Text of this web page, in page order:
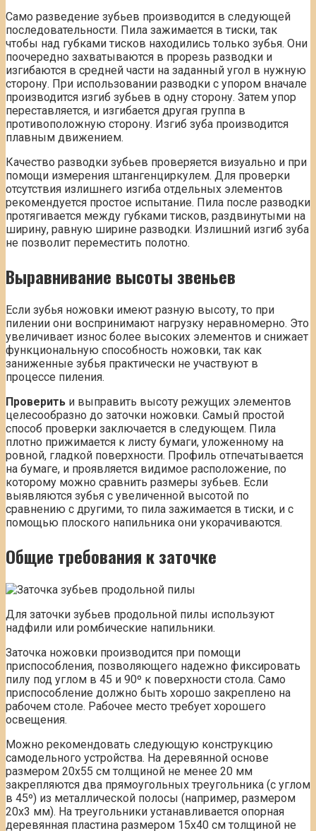
Само разведение зубьев производится в следующей
последовательности. Пила зажимается в тиски, так
чтобы над губками тисков находились только зубья. Они
поочередно захватываются в прорезь разводки и
изгибаются в средней части на заданный угол в нужную
сторону. При использовании разводки с упором вначале
производится изгиб зубьев в одну сторону. Затем упор
переставляется, и изгибается другая группа в
противоположную сторону. Изгиб зуба производится
плавным движением.
Качество разводки зубьев проверяется визуально и при
помощи измерения штангенциркулем. Для проверки
отсутствия излишнего изгиба отдельных элементов
рекомендуется простое испытание. Пила после разводки
протягивается между губками тисков, раздвинутыми на
ширину, равную ширине разводки. Излишний изгиб зуба
не позволит переместить полотно.
Выравнивание высоты звеньев
Если зубья ножовки имеют разную высоту, то при
пилении они воспринимают нагрузку неравномерно. Это
увеличивает износ более высоких элементов и снижает
функциональную способность ножовки, так как
заниженные зубья практически не участвуют в
процессе пиления.
Проверить и выправить высоту режущих элементов
целесообразно до заточки ножовки. Самый простой
способ проверки заключается в следующем. Пила
плотно прижимается к листу бумаги, уложенному на
ровной, гладкой поверхности. Профиль отпечатывается
на бумаге, и проявляется видимое расположение, по
которому можно сравнить размеры зубьев. Если
выявляются зубья с увеличенной высотой по
сравнению с другими, то пила зажимается в тиски, и с
помощью плоского напильника они укорачиваются.
Общие требования к заточке
Для заточки зубьев продольной пилы используют
надфили или ромбические напильники.
Заточка ножовки производится при помощи
приспособления, позволяющего надежно фиксировать
пилу под углом в 45 и 90º к поверхности стола. Само
приспособление должно быть хорошо закреплено на
рабочем столе. Рабочее место требует хорошего
освещения.
Можно рекомендовать следующую конструкцию
самодельного устройства. На деревянной основе
размером 20х55 см толщиной не менее 20 мм
закрепляются два прямоугольных треугольника (с углом
в 45º) из металлической полосы (например, размером
20х3 мм). На треугольники устанавливается опорная
деревянная пластина размером 15х40 см толщиной не